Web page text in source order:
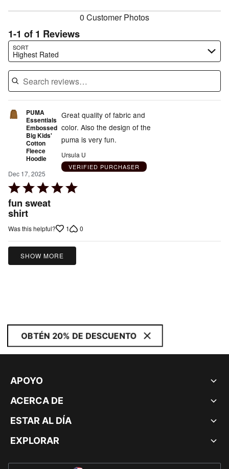
0 Customer Photos
1-1 of 1 Reviews
SORT
Highest Rated
Search reviews…
PUMA
Essentials
Embossed
Big Kids'
Cotton
Fleece
Hoodie
Dec 17, 2025
Rated
5
out
fun sweat
shirt
Great quality of fabric and
color. Also the design of the
puma is very fun.
Ursula U
VERIFIED PURCHASER
Was this helpful? 1 0
SHOW MORE
OBTÉN 20% DE DESCUENTO
APOYO
ACERCA DE
ESTAR AL DÍA
EXPLORAR